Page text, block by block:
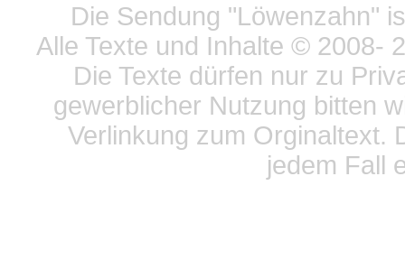
Die Sendung "Löwenzahn"
Alle Texte und Inhalte © 2008-
Die Texte dürfen nur zu
gewerblicher Nutzung bitten
Verlinkung zum Orginaltext.
jedem Fall